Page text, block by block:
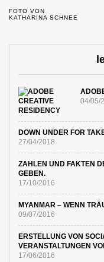
FOTO VON
KATHARINA SCHNEE
04/05/
DOWN UNDER FOR
27/04/2018
ZAHLEN UND FAKTEN
GEBEN.
17/10/2016
MYANMAR – WENN
09/07/2016
ERSTELLUNG VON
VERANSTALTUNGEN
17/06/2016